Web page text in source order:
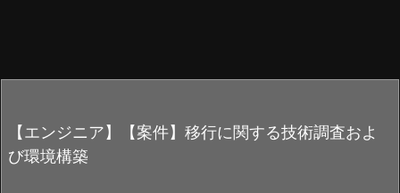
【エンジニア】【案件】移行に関する技術調査およ
び環境構築